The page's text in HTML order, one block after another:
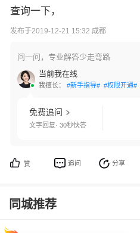
查询一下，
发布于2019-12-21 15:32 成都
问一问，专业解答少走弯路
当前我在线
我擅长： #新手指导# #权限开通#
免费追问
文字回复· 30秒快答
赞 追问 分享
同城推荐